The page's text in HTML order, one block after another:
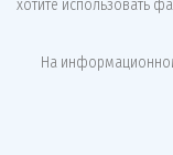
хотите использовать
На